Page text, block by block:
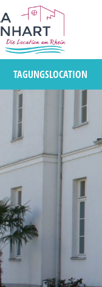
TAGUNGSLOCATION